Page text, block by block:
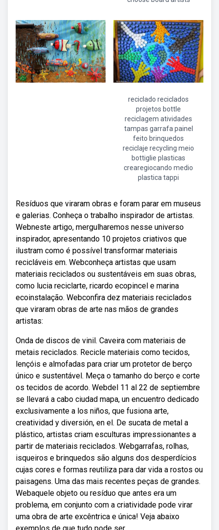
reciclado reciclados
projetos bottle
reciclagem atividades
tampas garrafa painel
feito brinquedos
reciclaje recycling meio
bottiglie plasticas
crearegiocando medio
plastica tappi
Resíduos que viraram obras e foram parar em museus
e galerias. Conheça o trabalho inspirador de artistas.
Webneste artigo, mergulharemos nesse universo
inspirador, apresentando 10 projetos criativos que
ilustram como é possível transformar materiais
recicláveis em. Webconheça artistas que usam
materiais reciclados ou sustentáveis em suas obras,
como lucia reciclarte, ricardo ecopincel e marina
ecoinstalação. Webconfira dez materiais reciclados
que viraram obras de arte nas mãos de grandes
artistas:
Onda de discos de vinil. Caveira com materiais de
metais reciclados. Recicle materiais como tecidos,
lençóis e almofadas para criar um protetor de berço
único e sustentável. Meça o tamanho do berço e corte
os tecidos de acordo. Webdel 11 al 22 de septiembre
se llevará a cabo ciudad mapa, un encuentro dedicado
exclusivamente a los niños, que fusiona arte,
creatividad y diversión, en el. De sucata de metal a
plástico, artistas criam esculturas impressionantes a
partir de materiais reciclados. Webgarrafas, rolhas,
isqueiros e brinquedos são alguns dos desperdícios
cujas cores e formas reutiliza para dar vida a rostos ou
paisagens. Uma das mais recentes peças de grandes.
Webaquele objeto ou resíduo que antes era um
problema, em conjunto com a criatividade pode virar
uma obra de arte excêntrica e única! Veja abaixo